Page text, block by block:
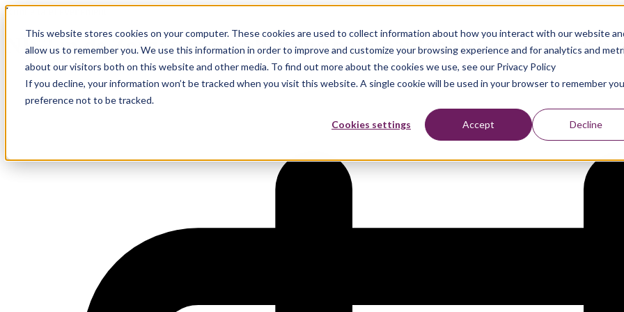
This website stores cookies on your computer. These cookies are used to collect information about how you interact with our website
allow us to remember you. We use this information in order to improve and customize your browsing experience and for analytics and
about our visitors both on this website and other media. To find out more about the cookies we use, see our Privacy Policy
If you decline, your information won’t be tracked when you visit this website. A single cookie will be used in your browser to remember
preference not to be tracked.
Cookies settings Accept Decline
Ronde tafel evenement
NIS2 in de Zorg: van verplichting naar aantoonbare